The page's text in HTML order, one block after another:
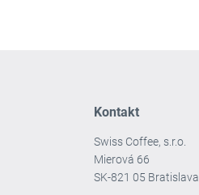
Kontakt
Swiss Coffee, s.r.o.
Mierová 66
SK-821 05 Bratislava